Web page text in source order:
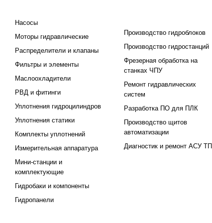
Насосы
Моторы гидравлические
Распределители и клапаны
Фильтры и элементы
Маслоохладители
РВД и фитинги
Уплотнения гидроцилиндров
Уплотнения статики
Комплекты уплотнений
Измерительная аппаратура
Мини-станции и
комплектующие
Гидробаки и компоненты
Гидропанели
Производство гидроблоков
Производство гидростанций
Фрезерная обработка на
станках ЧПУ
Ремонт гидравлических
систем
Разработка ПО для ПЛК
Производство щитов
автоматизации
Диагностик и ремонт АСУ ТП